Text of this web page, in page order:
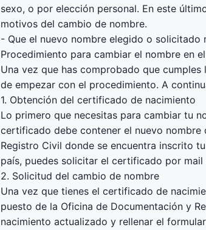
sexo, o por elección personal. En este
motivos del cambio de nombre.
- Que el nuevo nombre elegido o
Procedimiento para cambiar el nombre en
Una vez que has comprobado que
de empezar con el procedimiento. A
1. Obtención del certificado de nacimiento
Lo primero que necesitas para cambiar tu
certificado debe contener el nuevo nombre
Registro Civil donde se encuentra inscrito
país, puedes solicitar el certificado por
2. Solicitud del cambio de nombre
Una vez que tienes el certificado de
puesto de la Oficina de Documentación y
nacimiento actualizado y rellenar el